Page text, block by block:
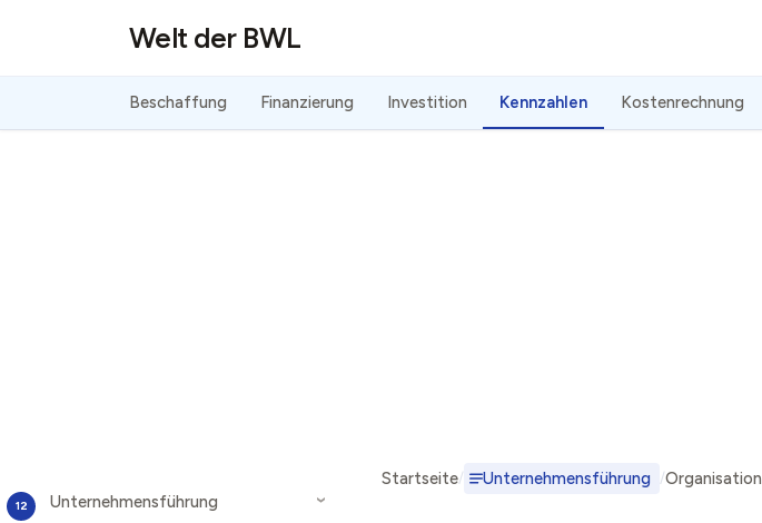
Welt der BWL
Beschaffung Finanzierung Investition Kennzahlen Kostenrechnung
›
Unternehmensführung
Startseite Unternehmensführung Organisation